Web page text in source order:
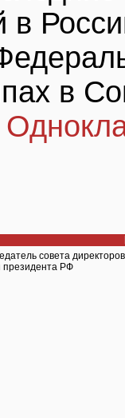
в
в
совета
президента РФ